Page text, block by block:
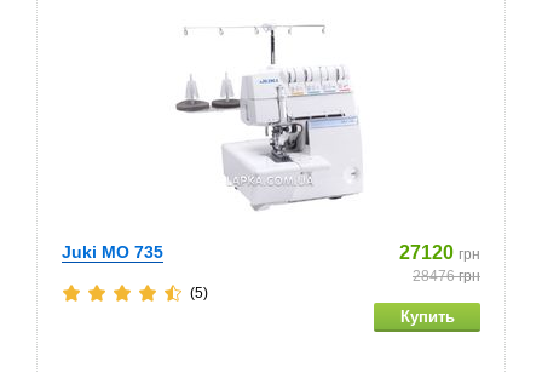
Juki MO 735 27120 грн
28476грн
(5)